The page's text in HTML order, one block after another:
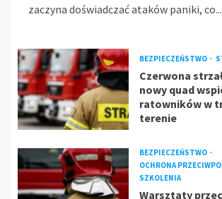
zaczyna doświadczać ataków paniki, co...
BEZPIECZEŃSTWO
Czerwona
nowy quad
ratowników w
terenie
BEZPIECZEŃSTWO
OCHRONA
SZKOLENIA
Warsztaty